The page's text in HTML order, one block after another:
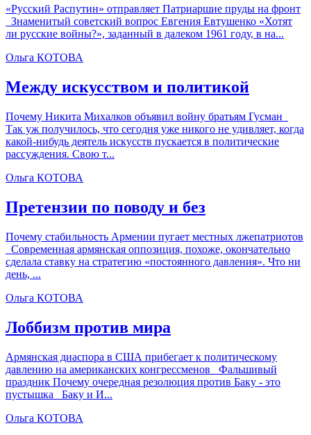
«Русский Распутин» отправляет Патриаршие пруды на фронт
Знаменитый советский вопрос Евгения Евтушенко «Хотят
ли русские войны?», заданный в далеком 1961 году, в на...
Ольга КОТОВА
Между искусством и политикой
Почему Никита Михалков объявил войну братьям Гусман
Так уж получилось, что сегодня уже никого не удивляет, когда
какой-нибудь деятель искусств пускается в политические
рассуждения. Свою т...
Ольга КОТОВА
Претензии по поводу и без
Почему стабильность Армении пугает местных лжепатриотов
Современная армянская оппозиция, похоже, окончательно
сделала ставку на стратегию «постоянного давления». Что ни
день, ...
Ольга КОТОВА
Лоббизм против мира
Армянская диаспора в США прибегает к политическому
давлению на американских конгрессменов Фальшивый
праздник Почему очередная резолюция против Баку - это
пустышка Баку и И...
Ольга КОТОВА